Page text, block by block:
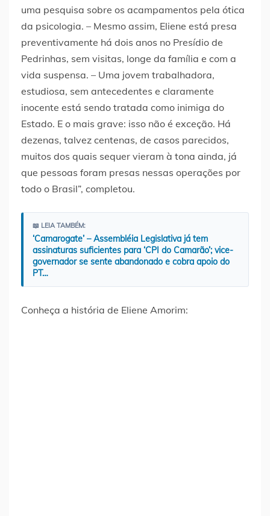
uma pesquisa sobre os acampamentos pela ótica
da psicologia. – Mesmo assim, Eliene está presa
preventivamente há dois anos no Presídio de
Pedrinhas, sem visitas, longe da família e com a
vida suspensa. – Uma jovem trabalhadora,
estudiosa, sem antecedentes e claramente
inocente está sendo tratada como inimiga do
Estado. E o mais grave: isso não é exceção. Há
dezenas, talvez centenas, de casos parecidos,
muitos dos quais sequer vieram à tona ainda, já
que pessoas foram presas nessas operações por
todo o Brasil”, completou.
📖 LEIA TAMBÉM:
‘Camarogate’ – Assembléia Legislativa já tem
assinaturas suficientes para ‘CPI do Camarão’; vice-
governador se sente abandonado e cobra apoio do
PT…
Conheça a história de Eliene Amorim: